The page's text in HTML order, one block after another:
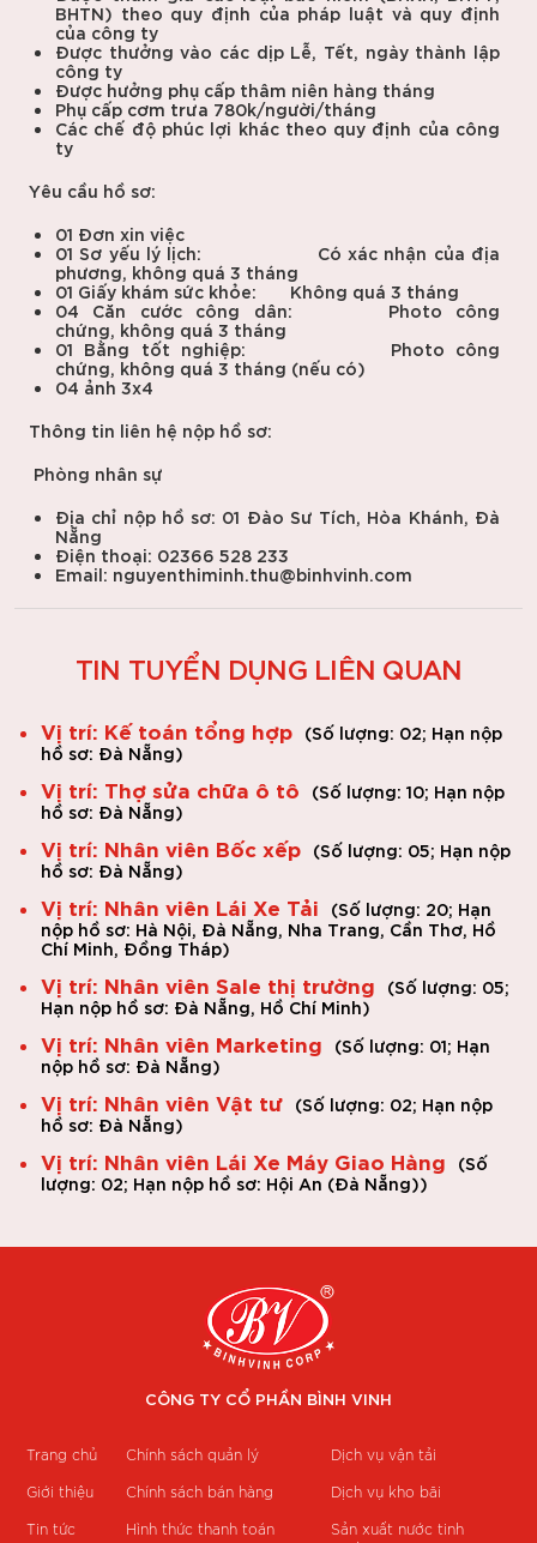
BHTN) theo quy định của pháp luật và quy định
của công ty
Được thưởng vào các dịp Lễ, Tết, ngày thành lập
công ty
Được hưởng phụ cấp thâm niên hàng tháng
Phụ cấp cơm trưa 780k/người/tháng
Các chế độ phúc lợi khác theo quy định của công
ty
Yêu cầu hồ sơ:
01 Đơn xin việc
01 Sơ yếu lý lịch: Có xác nhận của địa
phương, không quá 3 tháng
01 Giấy khám sức khỏe: Không quá 3 tháng
04 Căn cước công dân: Photo công
chứng, không quá 3 tháng
01 Bằng tốt nghiệp: Photo công
chứng, không quá 3 tháng (nếu có)
04 ảnh 3x4
Thông tin liên hệ nộp hồ sơ:
Phòng nhân sự
Địa chỉ nộp hồ sơ: 01 Đào Sư Tích, Hòa Khánh, Đà
Nẵng
Điện thoại: 02366 528 233
Email: nguyenthiminh.thu@binhvinh.com
TIN TUYỂN DỤNG LIÊN QUAN
Vị trí: Kế toán tổng hợp (Số lượng: 02; Hạn nộp
hồ sơ: Đà Nẵng)
Vị trí: Thợ sửa chữa ô tô (Số lượng: 10; Hạn nộp
hồ sơ: Đà Nẵng)
Vị trí: Nhân viên Bốc xếp (Số lượng: 05; Hạn nộp
hồ sơ: Đà Nẵng)
Vị trí: Nhân viên Lái Xe Tải (Số lượng: 20; Hạn
nộp hồ sơ: Hà Nội, Đà Nẵng, Nha Trang, Cần Thơ, Hồ
Chí Minh, Đồng Tháp)
Vị trí: Nhân viên Sale thị trường (Số lượng: 05;
Hạn nộp hồ sơ: Đà Nẵng, Hồ Chí Minh)
Vị trí: Nhân viên Marketing (Số lượng: 01; Hạn
nộp hồ sơ: Đà Nẵng)
Vị trí: Nhân viên Vật tư (Số lượng: 02; Hạn nộp
hồ sơ: Đà Nẵng)
Vị trí: Nhân viên Lái Xe Máy Giao Hàng (Số
lượng: 02; Hạn nộp hồ sơ: Hội An (Đà Nẵng))
CÔNG TY CỔ PHẦN BÌNH VINH
Trang chủ
Giới thiệu
Tin tức
Chính sách quản lý
Chính sách bán hàng
Hình thức thanh toán
Dịch vụ vận tải
Dịch vụ kho bãi
Sản xuất nước tinh